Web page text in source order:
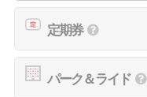
定期券
パーク＆ライド